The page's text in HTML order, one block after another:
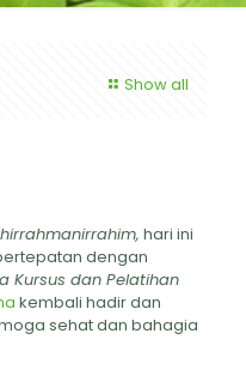
Show all
hari ini
dengan
Kursus dan Pelatihan
kembali hadir dan
sehat dan bahagia